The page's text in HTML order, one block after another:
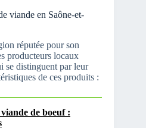
viande en Saône-et-
réputée pour son
producteurs locaux
se distinguent par leur
de ces produits :
de boeuf :